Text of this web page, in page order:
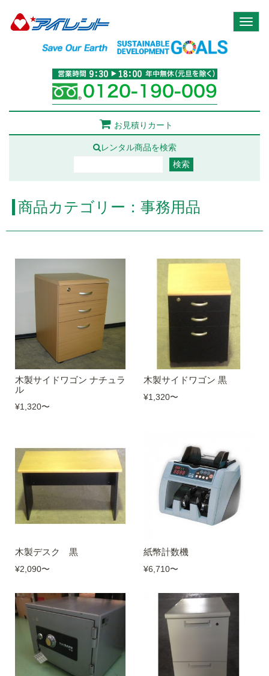
お見積りカート
レンタル商品を検索
商品カテゴリー：事務用品
木製サイドワゴン ナチュラ
ル
¥1,320〜
木製サイドワゴン 黒
¥1,320〜
木製デスク 黒
¥2,090〜
紙幣計数機
¥6,710〜